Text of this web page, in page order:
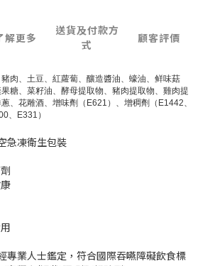
解更多
送貨及付款方
式
顧客評價
肉、土豆、紅蘿蔔、釀造醬油、蠔油、鲜味菇
糖、菜籽油、酵母提取物、豬肉提取物、雞肉提
、花雕酒、增味劑（E621）、增稠劑（E1442、
、E331）
急凍衛生包裝
專業人士鑑定，符合國際吞嚥障礙飲食標